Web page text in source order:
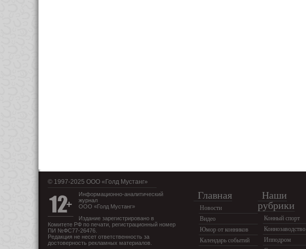
© 1997-2025 OOO «Голд Мустанг»
Информационно-аналитический
журнал
ООО «Голд Мустанг»
Издание зарегистрировано в
Комитете РФ по печати, регистрационный номер
ПИ №ФС77-26476.
Редакция не несет ответственность за
достоверность рекламных материалов.
Главная
Новости
Видео
Юмор от конников
Календарь событий
Наши
рубрики
Конный спорт
Коннозаводство
Ипподром